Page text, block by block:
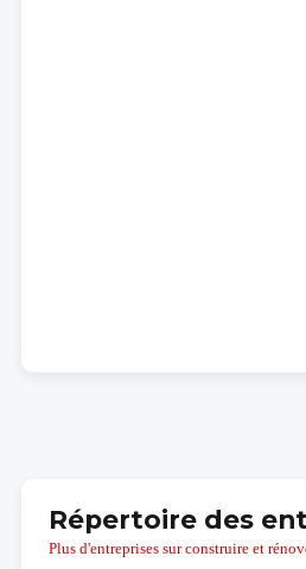
Répertoire des
Plus d'entreprises sur construire et